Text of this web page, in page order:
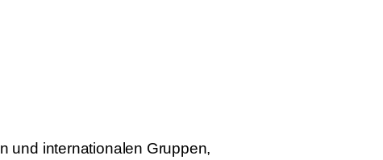
und internationalen Gruppen,